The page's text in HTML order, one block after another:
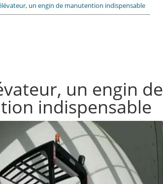
un engin de manutention indispensable
un engin de
indispensable